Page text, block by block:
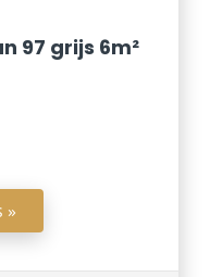
97 grijs 6m²
»